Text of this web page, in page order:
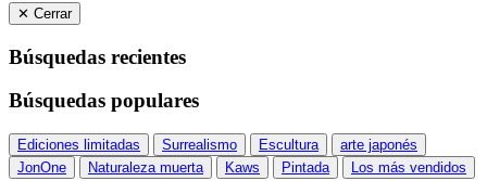
✕ Cerrar
Búsquedas recientes
Búsquedas populares
Ediciones limitadas Surrealismo Escultura
arte japonés
JonOne
Naturaleza muerta Kaws Pintada Los más vendidos